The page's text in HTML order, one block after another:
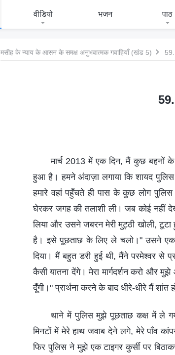
वीडियो भजन पाठ
मसीह के न्याय के आसन के समक्ष अनुभवात्मक गवाहियाँ (खंड 5) 59.
59.
मार्च 2013 में एक दिन, मैं कुछ बहनों
हुआ है। हमने अंदाज़ा लगाया कि शायद
हमारे वहां पहुँचते ही पास के कुछ लोग
घेरकर जगह की तलाशी ली। जब कोई नहीं
लिया और उसने जबरन मेरी मुट्ठी खोली,
है। इसे पूछताछ के लिए ले चलो।" उसने एक
दिया। मैं बहुत डरी हुई थी, मैंने परमेश्वर से
कैसी यातना देंगे। मेरा मार्गदर्शन करो और
दूँगी।" प्रार्थना करने के बाद धीरे-धीरे मैं शांत
थाने में पुलिस मुझे पूछताछ कक्ष में ले
मिनटों में मेरे हाथ जवाब देने लगे, मेरे पाँव
फिर पुलिस ने मुझे एक टाइगर कुर्सी पर